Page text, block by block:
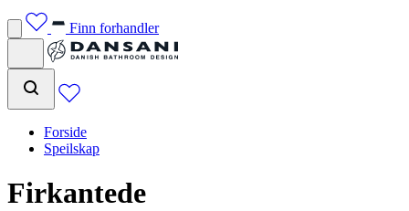
Finn forhandler
Forside
Speilskap
Firkantede